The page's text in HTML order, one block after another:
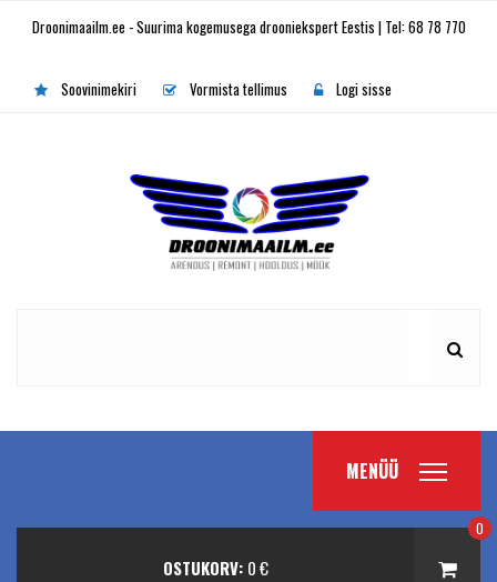
Droonimaailm.ee - Suurima kogemusega drooniekspert Eestis | Tel: 68 78 770
Soovinimekiri Vormista tellimus Logi sisse
MENÜÜ
OSTUKORV: 0€
0